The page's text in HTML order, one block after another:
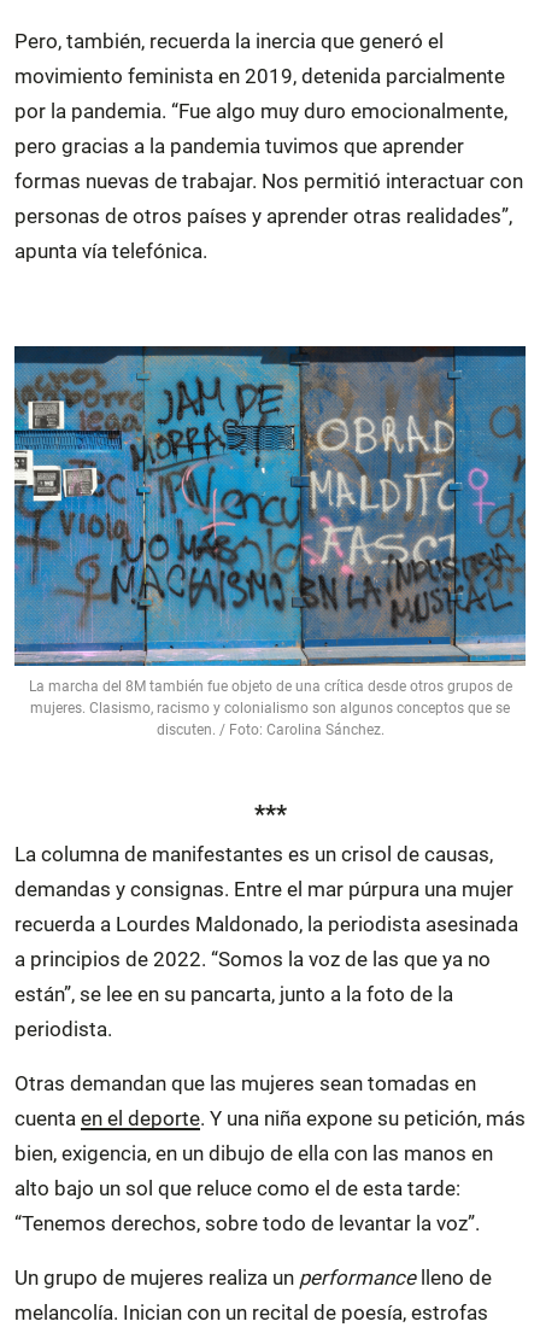
Pero, también, recuerda la inercia que generó el
movimiento feminista en 2019, detenida parcialmente
por la pandemia. “Fue algo muy duro emocionalmente,
pero gracias a la pandemia tuvimos que aprender
formas nuevas de trabajar. Nos permitió interactuar con
personas de otros países y aprender otras realidades”,
apunta vía telefónica.
La marcha del 8M también fue objeto de una crítica desde otros grupos de
mujeres. Clasismo, racismo y colonialismo son algunos conceptos que se
discuten. / Foto: Carolina Sánchez.
***
La columna de manifestantes es un crisol de causas,
demandas y consignas. Entre el mar púrpura una mujer
recuerda a Lourdes Maldonado, la periodista asesinada
a principios de 2022. “Somos la voz de las que ya no
están”, se lee en su pancarta, junto a la foto de la
periodista.
Otras demandan que las mujeres sean tomadas en
cuenta en el deporte. Y una niña expone su petición, más
bien, exigencia, en un dibujo de ella con las manos en
alto bajo un sol que reluce como el de esta tarde:
“Tenemos derechos, sobre todo de levantar la voz”.
Un grupo de mujeres realiza un performancelleno de
melancolía. Inician con un recital de poesía, estrofas